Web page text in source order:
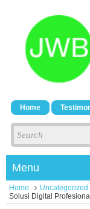
Home
Menu
Home Uncategorized
Solusi Digital